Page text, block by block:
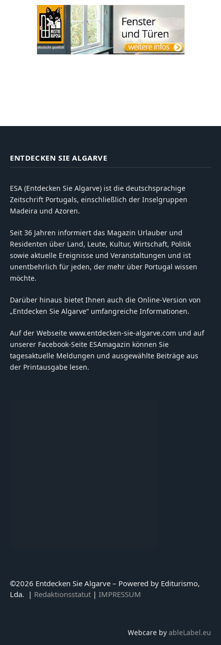
ENTDECKEN SIE ALGARVE
ESA (Entdecken Sie Algarve) ist die deutschsprachige
Zeitschrift Portugals, einschließlich der Inselgruppen
Madeira und Azoren.
Seit 36 Jahren informiert das Magazin Urlauber und
Residenten über Land, Leute, Kultur, Wirtschaft, Politik
sowie aktuelle Ereignisse und Veranstaltungen und ist
unentbehrlich für jeden, der mehr über Portugal wissen
möchte.
Darüber hinaus bietet Ihnen auch die Online-Version von
„Entdecken Sie Algarve“ umfangreiche Informationen.
Auf der Webseite www.entdecken-sie-algarve.com und auf
unserer Facebook-Seite ESAmagazin können Sie
tagesaktuelle Meldungen und ausgewählte Beiträge aus
der Printausgabe lesen.
©2026 Entdecken Sie Algarve – Powered by Editurismo,
Lda. | Redaktionsstatut | IMPRESSUM
Webcare by ableLabel.eu